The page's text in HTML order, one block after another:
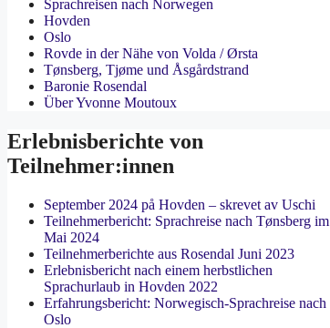
Sprachreisen nach Norwegen
Hovden
Oslo
Rovde in der Nähe von Volda / Ørsta
Tønsberg, Tjøme und Åsgårdstrand
Baronie Rosendal
Über Yvonne Moutoux
Erlebnisberichte von
Teilnehmer:innen
September 2024 på Hovden – skrevet av Uschi
Teilnehmerbericht: Sprachreise nach Tønsberg im
Mai 2024
Teilnehmerberichte aus Rosendal Juni 2023
Erlebnisbericht nach einem herbstlichen
Sprachurlaub in Hovden 2022
Erfahrungsbericht: Norwegisch-Sprachreise nach
Oslo